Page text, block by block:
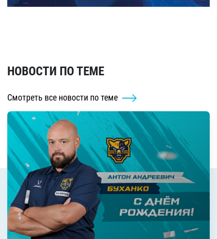
НОВОСТИ ПО ТЕМЕ
Смотреть все новости по теме